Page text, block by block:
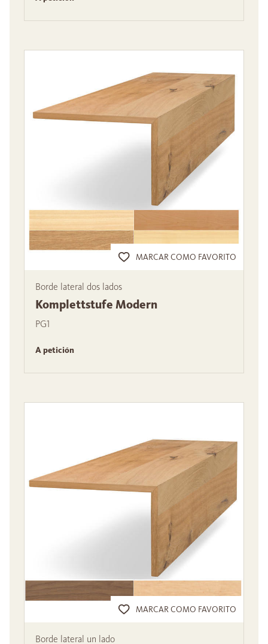
MARCAR COMO FAVORITO
Borde lateral dos lados
Komplettstufe Modern
PG1
A petición
MARCAR COMO FAVORITO
Borde lateral un lado